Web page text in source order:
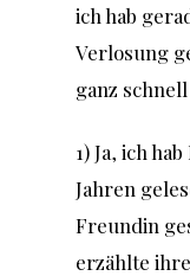
ich hab
Verlosung
ganz
1) Ja, ich
Jahren
Freundin
erzählte